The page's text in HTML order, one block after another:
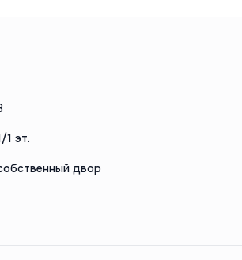
1 эт.
двор